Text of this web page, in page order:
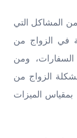
المشاكل التي
في الزواج من
السفارات، ومن
الزواج من
بمقياس الميزات